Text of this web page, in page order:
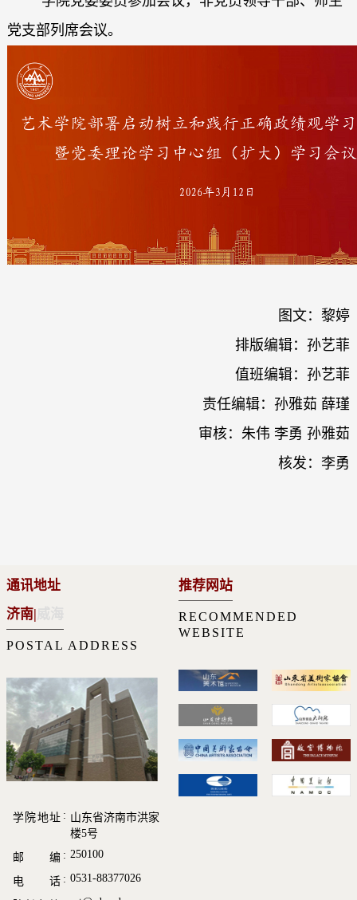
党支部列席会议。
图文：黎婷
排版编辑：孙艺菲
值班编辑：孙艺菲
责任编辑：孙雅茹 薛瑾
审核：朱伟 李勇 孙雅茹
核发：李勇
通讯地址
济南|
POSTAL ADDRESS
学院地址
山东省济南市洪家
楼5号
邮 编
250100
电 话 0531-88377026
推荐网站
RECOMMENDED
WEBSITE